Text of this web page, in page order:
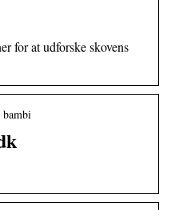
for at udforske skovens
bambi